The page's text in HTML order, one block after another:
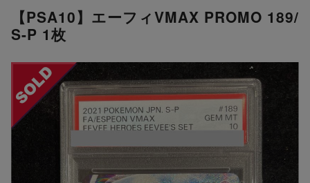
【PSA10】エーフィVMAX PROMO 189/
S-P 1枚